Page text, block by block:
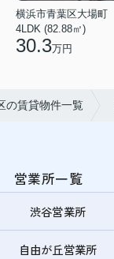
横浜市青葉区大場町
4LDK (82.88㎡)
30.3万円
の賃貸物件一覧
営業所一覧
渋谷営業所
自由が丘営業所